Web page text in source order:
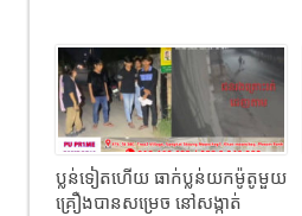
ប្លន់ទៀតហើយ ធាក់ប្លន់យកម៉ូតូមួយ
គ្រឿងបានសម្រេច នៅសង្កាត់